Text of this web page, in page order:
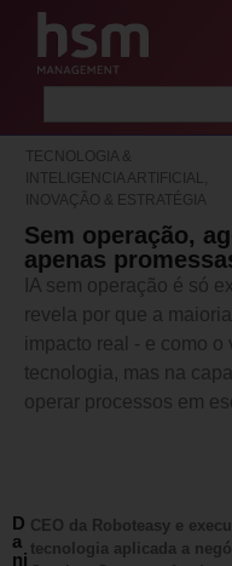
TECNOLOGIA &
INTELIGENCIA ARTIFICIAL
INOVAÇÃO & ESTRATÉGIA
Sem operação,
apenas
IA sem operação é só
revela por que a
impacto real - e como o
tecnologia, mas na
operar processos em
D
a
ni
CEO da Roboteasy e
tecnologia aplicada a